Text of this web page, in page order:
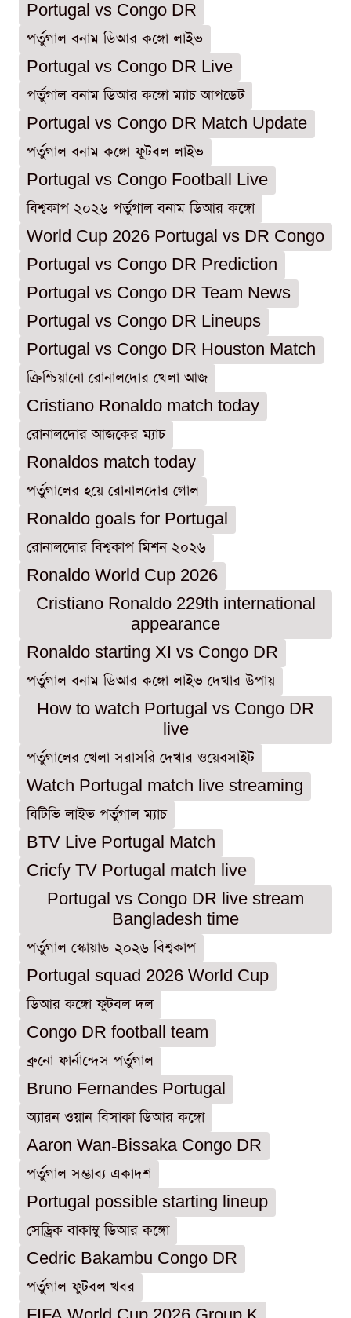
Portugal vs Congo DR
পর্তুগাল বনাম ডিআর কঙ্গো লাইভ
Portugal vs Congo DR Live
পর্তুগাল বনাম ডিআর কঙ্গো ম্যাচ আপডেট
Portugal vs Congo DR Match Update
পর্তুগাল বনাম কঙ্গো ফুটবল লাইভ
Portugal vs Congo Football Live
বিশ্বকাপ ২০২৬ পর্তুগাল বনাম ডিআর কঙ্গো
World Cup 2026 Portugal vs DR Congo
Portugal vs Congo DR Prediction
Portugal vs Congo DR Team News
Portugal vs Congo DR Lineups
Portugal vs Congo DR Houston Match
ক্রিশ্চিয়ানো রোনালদোর খেলা আজ
Cristiano Ronaldo match today
রোনালদোর আজকের ম্যাচ
Ronaldos match today
পর্তুগালের হয়ে রোনালদোর গোল
Ronaldo goals for Portugal
রোনালদোর বিশ্বকাপ মিশন ২০২৬
Ronaldo World Cup 2026
Cristiano Ronaldo 229th international
appearance
Ronaldo starting XI vs Congo DR
পর্তুগাল বনাম ডিআর কঙ্গো লাইভ দেখার উপায়
How to watch Portugal vs Congo DR
live
পর্তুগালের খেলা সরাসরি দেখার ওয়েবসাইট
Watch Portugal match live streaming
বিটিভি লাইভ পর্তুগাল ম্যাচ
BTV Live Portugal Match
Cricfy TV Portugal match live
Portugal vs Congo DR live stream
Bangladesh time
পর্তুগাল স্কোয়াড ২০২৬ বিশ্বকাপ
Portugal squad 2026 World Cup
ডিআর কঙ্গো ফুটবল দল
Congo DR football team
ব্রুনো ফার্নান্দেস পর্তুগাল
Bruno Fernandes Portugal
অ্যারন ওয়ান-বিসাকা ডিআর কঙ্গো
Aaron Wan-Bissaka Congo DR
পর্তুগাল সম্ভাব্য একাদশ
Portugal possible starting lineup
সেড্রিক বাকাম্বু ডিআর কঙ্গো
Cedric Bakambu Congo DR
পর্তুগাল ফুটবল খবর